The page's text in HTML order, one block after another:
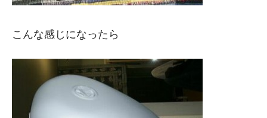
こんな感じになったら